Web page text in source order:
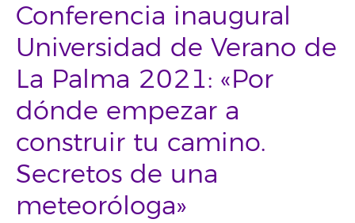
Conferencia inaugural
Universidad de Verano de
La Palma 2021: «Por
dónde empezar a
construir tu camino.
Secretos de una
meteoróloga»